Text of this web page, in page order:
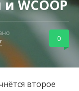
WCOOP
0
второе